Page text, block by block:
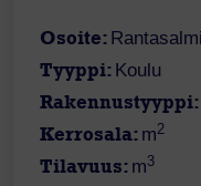
Osoite: Rantasalmi
Tyyppi: Koulu
Rakennustyyppi:
Kerrosala: m2
Tilavuus: m3